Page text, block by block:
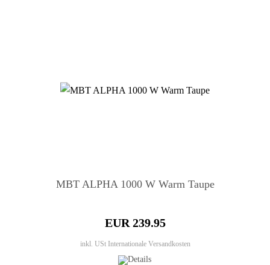
MBT ALPHA 1000 W Warm Taupe
EUR 239.95
inkl. USt Internationale Versandkosten